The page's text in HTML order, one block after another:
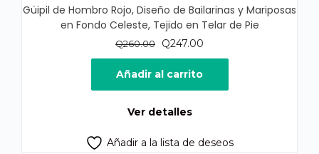
Güipil de Hombro Rojo, Diseño de Bailarinas y Mariposas
en Fondo Celeste, Tejido en Telar de Pie
Q260.00
El
precio
original
era:
Q247.00
precio
es:
Añadir al carrito
Ver detalles
Añadir a la lista de deseos